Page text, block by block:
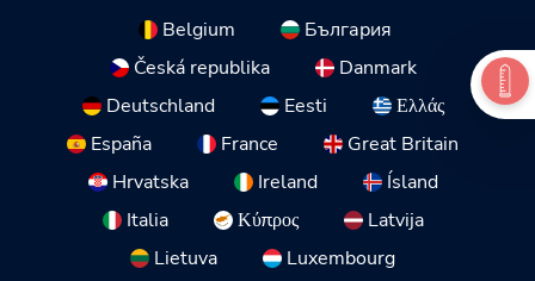
Belgium
България
Česká republika
Danmark
Deutschland
Eesti
Ελλάς
España
France
Great Britain
Hrvatska
Ireland
Ísland
Italia
Κύπρος
Latvija
Lietuva
Luxembourg